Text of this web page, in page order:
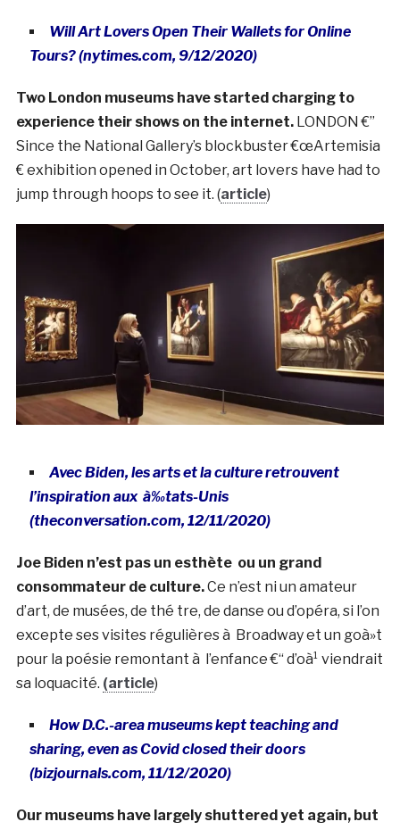
Will Art Lovers Open Their Wallets for Online
Tours? (nytimes.com, 9/12/2020)
Two London museums have started charging to
experience their shows on the internet. LONDON €”
Since the National Gallery’s blockbuster €œArtemisia
€ exhibition opened in October, art lovers have had to
jump through hoops to see it. (article)
Avec Biden, les arts et la culture retrouvent
l’inspiration aux à‰tats-Unis
(theconversation.com, 12/11/2020)
Joe Biden n’est pas un esthète ou un grand
consommateur de culture.Ce n’est ni un amateur
d’art, de musées, de thé tre, de danse ou d’opéra, si l’on
excepte ses visites régulières à Broadway et un goà»t
pour la poésie remontant à l’enfance €“ d’oà¹ viendrait
sa loquacité. (article)
How D.C.-area museums kept teaching and
sharing, even as Covid closed their doors
(bizjournals.com, 11/12/2020)
Our museums have largely shuttered yet again, but